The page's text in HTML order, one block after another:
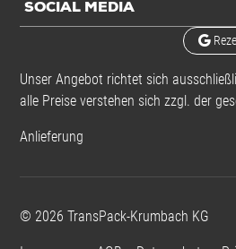
SOCIAL MEDIA
Unser Angebot richtet sich
alle Preise verstehen sich zzgl. der
Anlieferung
© 2026 TransPack-Krumbach KG